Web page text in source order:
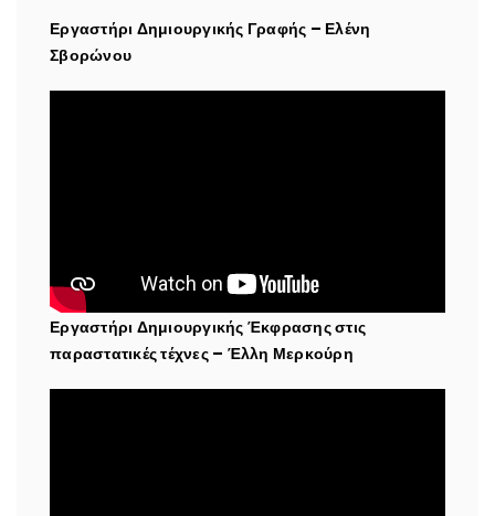
Εργαστήρι Δημιουργικής Γραφής – Ελένη
Σβορώνου
Εργαστήρι Δημιουργικής Έκφρασης στις
παραστατικές τέχνες – Έλλη Μερκούρη